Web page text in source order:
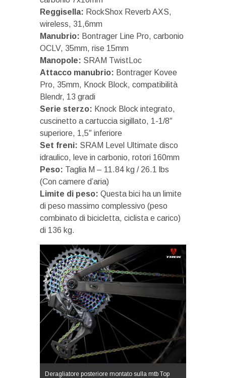
Reggisella: RockShox Reverb AXS,
wireless, 31,6mm
Manubrio: Bontrager Line Pro, carbonio
OCLV, 35mm, rise 15mm
Manopole: SRAM TwistLoc
Attacco manubrio: Bontrager Kovee
Pro, 35mm, Knock Block, compatibilità
Blendr, 13 gradi
Serie sterzo: Knock Block integrato,
cuscinetto a cartuccia sigillato, 1-1/8″
superiore, 1,5″ inferiore
Set freni: SRAM Level Ultimate disco
idraulico, leve in carbonio, rotori 160mm
Peso: Taglia M – 11.84 kg / 26.1 lbs
(Con camere d’aria)
Limite di peso: Questa bici ha un limite
di peso massimo complessivo (peso
combinato di bicicletta, ciclista e carico)
di 136 kg.
Deragliatore posteriore montato sulla mtb Top